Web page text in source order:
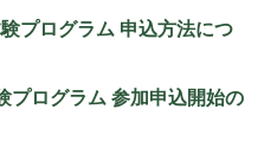
プログラム 申込方法につ
プログラム 参加申込開始の